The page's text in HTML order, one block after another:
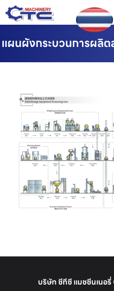
แผนผังกระบวนการผลิต
บริษัท ซีทีซี แมชชีนเนอ